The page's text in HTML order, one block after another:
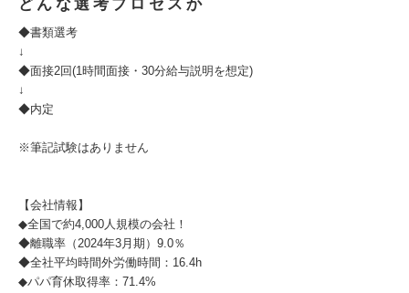
どんな選考プロセスか
◆書類選考
↓
◆面接2回(1時間面接・30分給与説明を想定)
↓
◆内定
※筆記試験はありません
【会社情報】
◆全国で約4,000人規模の会社！
◆離職率（2024年3月期）9.0％
◆全社平均時間外労働時間：16.4h
◆パパ育休取得率：71.4%